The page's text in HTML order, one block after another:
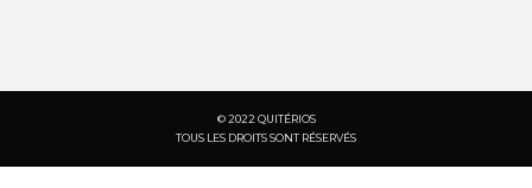
© 2022 QUITÉRIOS
TOUS LES DROITS SONT RÉSERVÉS